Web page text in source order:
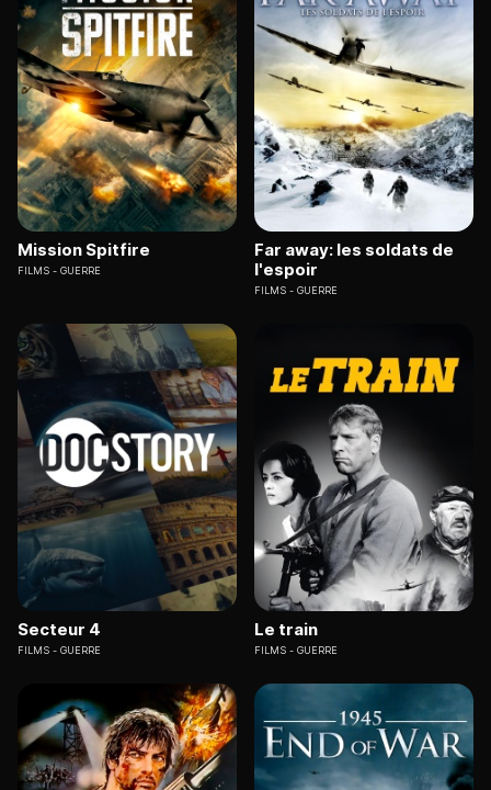
Mission Spitfire
FILMS GUERRE
Far away: les soldats de
l'espoir
FILMS GUERRE
Secteur 4
FILMS GUERRE
Le train
FILMS GUERRE